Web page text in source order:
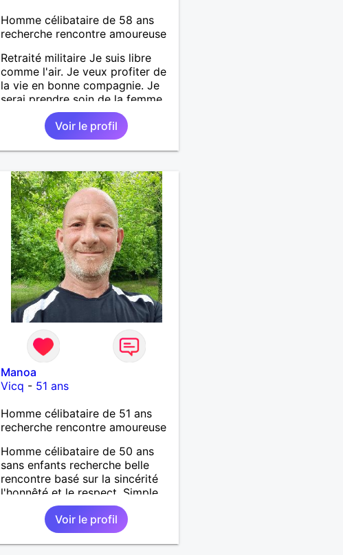
Homme célibataire de 58 ans
recherche rencontre amoureuse
Retraité militaire Je suis libre
comme l'air. Je veux profiter de
la vie en bonne compagnie. Je
serai prendre soin de la femme
qui sera à mes côtés.
Voir le profil
Manoa
Vicq - 51 ans
Homme célibataire de 51 ans
recherche rencontre amoureuse
Homme célibataire de 50 ans
sans enfants recherche belle
rencontre basé sur la sincérité
l'honnêté et le respect. Simple
un peu foufou quand il le
faut.Recherche une femme qui
me ressemble un peu.Sur
Valenciennes.
Voir le profil